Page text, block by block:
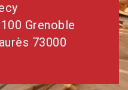
Grenoble
73000